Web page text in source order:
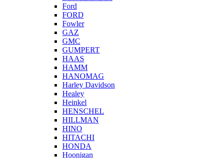
Ford
FORD
Fowler
GAZ
GMC
GUMPERT
HAAS
HAMM
HANOMAG
Harley Davidson
Healey
Heinkel
HENSCHEL
HILLMAN
HINO
HITACHI
HONDA
Hoonigan